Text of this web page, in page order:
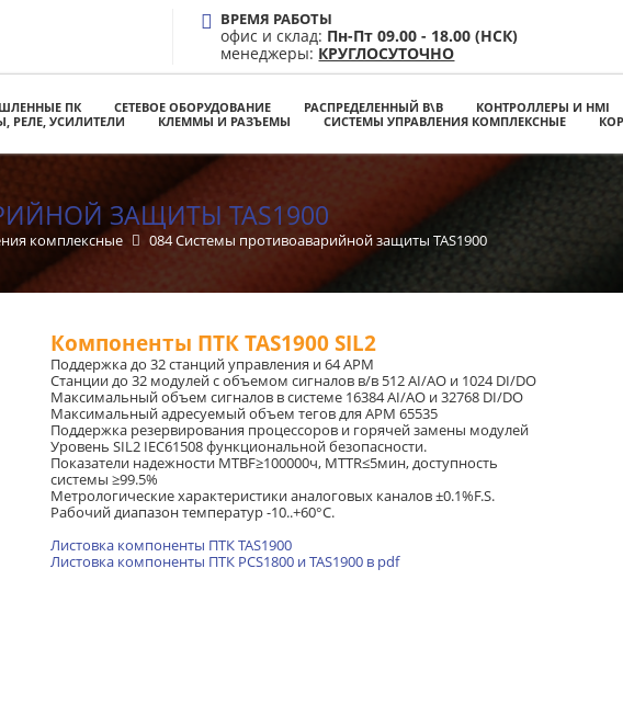
ВРЕМЯ РАБОТЫ
офис и склад: Пн-Пт 09.00 - 18.00 (НСК)
менеджеры: КРУГЛОСУТОЧНО
ПК СЕТЕВОЕ ОБОРУДОВАНИЕ РАСПРЕДЕЛЕННЫЙ В\В КОНТРОЛЛЕРЫ И HMI
РЕЛЕ, УСИЛИТЕЛИ
КЛЕММЫ И РАЗЪЕМЫ СИСТЕМЫ УПРАВЛЕНИЯ КОМПЛЕКСНЫЕ
ЗАЩИТЫ TAS1900
комплексные 084 Системы противоаварийной защиты TAS1900
Компоненты ПТК TAS1900 SIL2
Поддержка до 32 станций управления и 64 АРМ
Станции до 32 модулей с объемом сигналов в/в 512 AI/AO и 1024 DI/DO
Максимальный объем сигналов в системе 16384 AI/AO и 32768 DI/DO
Максимальный адресуемый объем тегов для АРМ 65535
Поддержка резервирования процессоров и горячей замены модулей
Уровень SIL2 IEC61508 функциональной безопасности.
Показатели надежности MTBF≥100000ч, MTTR≤5мин, доступность
системы ≥99.5%
Метрологические характеристики аналоговых каналов ±0.1%F.S.
Рабочий диапазон температур -10..+60°С.
Листовка компоненты ПТК TAS1900
Листовка компоненты ПТК PCS1800 и TAS1900 в pdf